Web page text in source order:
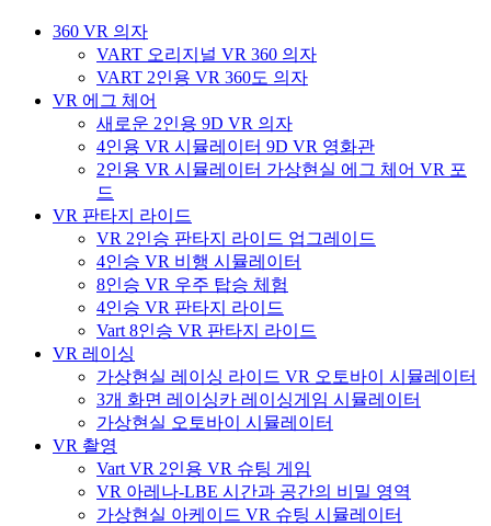
360 VR 의자
VART 오리지널 VR 360 의자
VART 2인용 VR 360도 의자
VR 에그 체어
새로운 2인용 9D VR 의자
4인용 VR 시뮬레이터 9D VR 영화관
2인용 VR 시뮬레이터 가상현실 에그 체어 VR 포
드
VR 판타지 라이드
VR 2인승 판타지 라이드 업그레이드
4인승 VR 비행 시뮬레이터
8인승 VR 우주 탑승 체험
4인승 VR 판타지 라이드
Vart 8인승 VR 판타지 라이드
VR 레이싱
가상현실 레이싱 라이드 VR 오토바이 시뮬레이터
3개 화면 레이싱카 레이싱게임 시뮬레이터
가상현실 오토바이 시뮬레이터
VR 촬영
Vart VR 2인용 VR 슈팅 게임
VR 아레나-LBE 시간과 공간의 비밀 영역
가상현실 아케이드 VR 슈팅 시뮬레이터